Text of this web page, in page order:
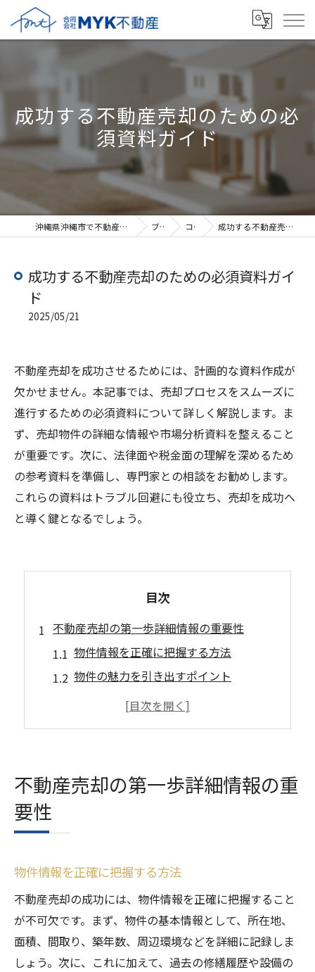
成功する不動産売却のための必
須資料ガイド
沖縄県沖縄市で不動産売却なら合同会社MYK不動産 ブログ コラム 成功する不動産売却のための必須資料ガイド
成功する不動産売却のための必須資料ガイ
ド
2025/05/21
不動産売却を成功させるためには、計画的な資料作成が
欠かせません。本記事では、売却プロセスをスムーズに
進行するための必須資料について詳しく解説します。ま
ず、売却物件の詳細な情報や市場分析資料を整えること
が重要です。次に、法律面や税金面の理解を深めるため
の参考資料を準備し、専門家との相談をお勧めします。
これらの資料はトラブル回避にも役立ち、売却を成功へ
と導く鍵となるでしょう。
目次
不動産売却の第一歩詳細情報の重要性
物件情報を正確に把握する方法
物件の魅力を引き出すポイント
購入希望者が知りたい情報とは
信頼性を高めるための情報提供
市場分析資料で売却をスムーズに
競合物件の分析で売却戦略を立てる
価格設定の根拠を示す重要性
市場動向を把握するための資料作成
データを活用した効果的な売却方法
法律面の理解が売却成功の鍵
不動産売却の第一歩詳細情報の重
要性
物件情報を正確に把握する方法
不動産売却の成功には、物件情報を正確に把握すること
が不可欠です。まず、物件の基本情報として、所在地、
面積、間取り、築年数、周辺環境などを詳細に記録しま
しょう。次に、これに加えて、過去の修繕履歴や設備の